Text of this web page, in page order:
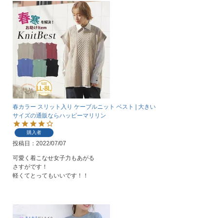
春カラー スリット入り ケーブルニット ベスト | 大きい
サイズの通販ならハッピーマリリン
購入者
投稿日 2022/07/07
可愛く着こなせ女子力もあがる
さすがです！
軽くてとってもいいです！！